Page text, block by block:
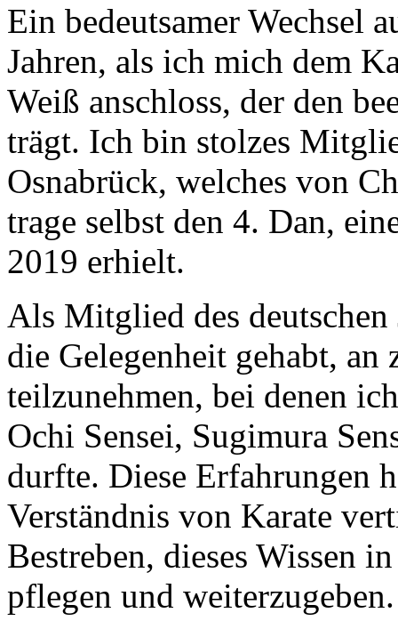
Ein bedeutsamer Wechsel
Jahren, als ich mich dem
Weiß anschloss, der den
trägt. Ich bin stolzes
Osnabrück, welches von
trage selbst den 4. Dan,
2019 erhielt.
Als Mitglied des
die Gelegenheit gehabt, an
teilzunehmen, bei denen
Ochi Sensei, Sugimura
durfte. Diese Erfahrungen
Verständnis von Karate
Bestreben, dieses Wissen
pflegen und weiterzugeben.